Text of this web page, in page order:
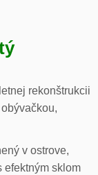
rekonštrukcii
v ostrove,
efektným sklom